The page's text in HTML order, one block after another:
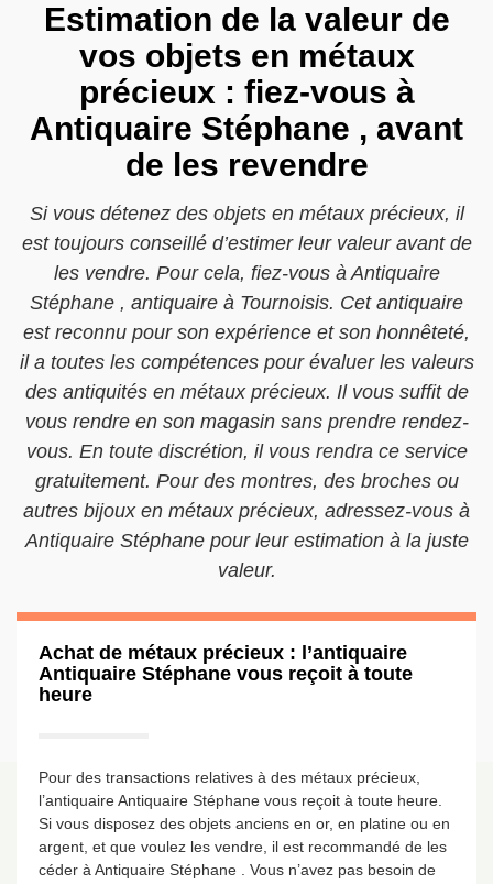
Estimation de la valeur de
vos objets en métaux
précieux : fiez-vous à
Antiquaire Stéphane , avant
de les revendre
Si vous détenez des objets en métaux précieux, il
est toujours conseillé d’estimer leur valeur avant de
les vendre. Pour cela, fiez-vous à Antiquaire
Stéphane , antiquaire à Tournoisis. Cet antiquaire
est reconnu pour son expérience et son honnêteté,
il a toutes les compétences pour évaluer les valeurs
des antiquités en métaux précieux. Il vous suffit de
vous rendre en son magasin sans prendre rendez-
vous. En toute discrétion, il vous rendra ce service
gratuitement. Pour des montres, des broches ou
autres bijoux en métaux précieux, adressez-vous à
Antiquaire Stéphane pour leur estimation à la juste
valeur.
Achat de métaux précieux : l’antiquaire
Antiquaire Stéphane vous reçoit à toute
heure
Pour des transactions relatives à des métaux précieux,
l’antiquaire Antiquaire Stéphane vous reçoit à toute heure.
Si vous disposez des objets anciens en or, en platine ou en
argent, et que voulez les vendre, il est recommandé de les
céder à Antiquaire Stéphane . Vous n’avez pas besoin de